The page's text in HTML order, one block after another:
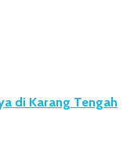
di Karang Tengah